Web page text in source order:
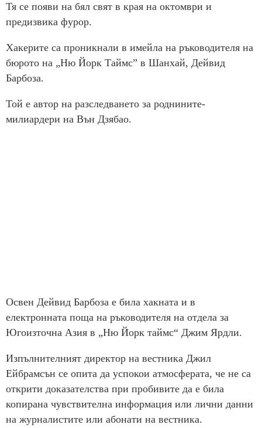
Тя се появи на бял свят в края на октомври и
предизвика фурор.
Хакерите са проникнали в имейла на ръководителя на
бюрото на „Ню Йорк Таймс” в Шанхай, Дейвид
Барбоза.
Той е автор на разследването за роднините-
милиардери на Вън Дзябао.
Освен Дейвид Барбоза е била хакната и в
електронната поща на ръководителя на отдела за
Югоизточна Азия в „Ню Йорк таймс“ Джим Ярдли.
Изпълнителният директор на вестника Джил
Ейбрамсън се опита да успокои атмосферата, че не са
открити доказателства при пробивите да е била
копирана чувствителна информация или лични данни
на журналистите или абонати на вестника.